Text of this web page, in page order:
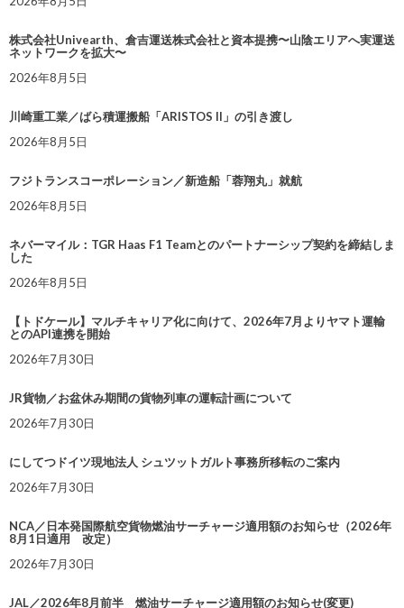
株式会社Univearth、倉吉運送株式会社と資本提携〜山陰エリアへ実運送
ネットワークを拡大〜
2026年8月5日
川崎重工業／ばら積運搬船「ARISTOS II」の引き渡し
2026年8月5日
フジトランスコーポレーション／新造船「蓉翔丸」就航
2026年8月5日
ネバーマイル：TGR Haas F1 Teamとのパートナーシップ契約を締結しま
した
2026年8月5日
【トドケール】マルチキャリア化に向けて、2026年7月よりヤマト運輸
とのAPI連携を開始
2026年7月30日
JR貨物／お盆休み期間の貨物列車の運転計画について
2026年7月30日
にしてつドイツ現地法人 シュツットガルト事務所移転のご案内
2026年7月30日
NCA／日本発国際航空貨物燃油サーチャージ適用額のお知らせ（2026年
8月1日適用 改定）
2026年7月30日
JAL／2026年8月前半 燃油サーチャージ適用額のお知らせ(変更)